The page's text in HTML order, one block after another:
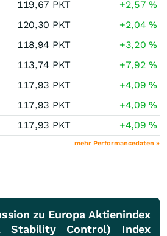
119,67 PKT +2,57%
120,30 PKT +2,04%
118,94 PKT +3,20%
113,74 PKT +7,92%
117,93 PKT +4,09%
117,93 PKT +4,09%
117,93 PKT +4,09%
mehr Performancedaten »
zu Europa Aktienindex
Control) Index